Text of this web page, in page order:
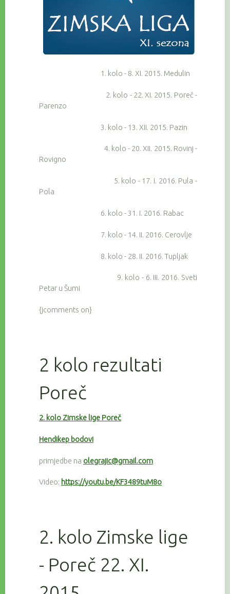
1. kolo - 8. XI. 2015. Medulin
2. kolo - 22. XI. 2015. Poreč -
Parenzo
3. kolo - 13. XII. 2015. Pazin
4. kolo - 20. XII. 2015. Rovinj -
Rovigno
5. kolo - 17. I. 2016. Pula -
Pola
6. kolo - 31. I. 2016. Rabac
7. kolo - 14. II. 2016. Cerovlje
8. kolo - 28. II. 2016. Tupljak
9. kolo - 6. III. 2016. Sveti
Petar u Šumi
{jcomments on}
2 kolo rezultati
Poreč
2. kolo Zimske lige Poreč
Hendikep bodovi
primjedbe na olegrajic@gmail.com
Video: https://youtu.be/KF3489tuM8o
2. kolo Zimske lige
- Poreč 22. XI.